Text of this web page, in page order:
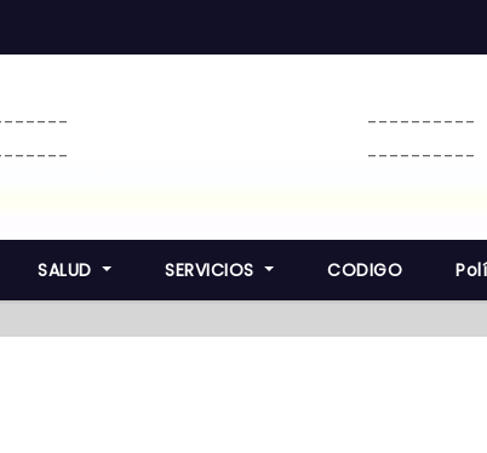
----------
----------
SALUD SERVICIOS CODIGO